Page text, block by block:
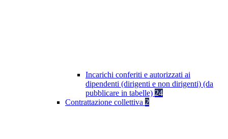
Incarichi conferiti e autorizzati ai
dipendenti (dirigenti e non dirigenti) (da
pubblicare in tabelle) 24
Contrattazione collettiva 2